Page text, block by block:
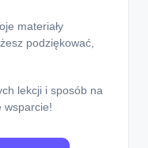
materiały
podziękować,
lekcji i sposób na
wsparcie!